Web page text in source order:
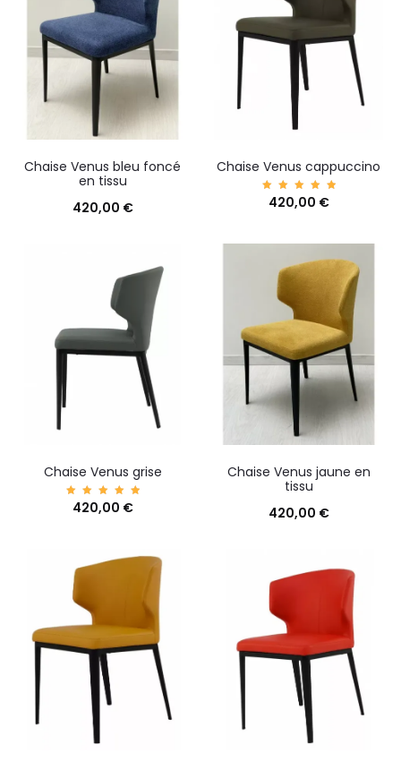
Chaise Venus bleu foncé
en tissu
420,00 €
Chaise Venus cappuccino
Note
5.00
420,00 €
Chaise Venus grise
Note
5.00
420,00 €
Chaise Venus jaune en
tissu
420,00 €